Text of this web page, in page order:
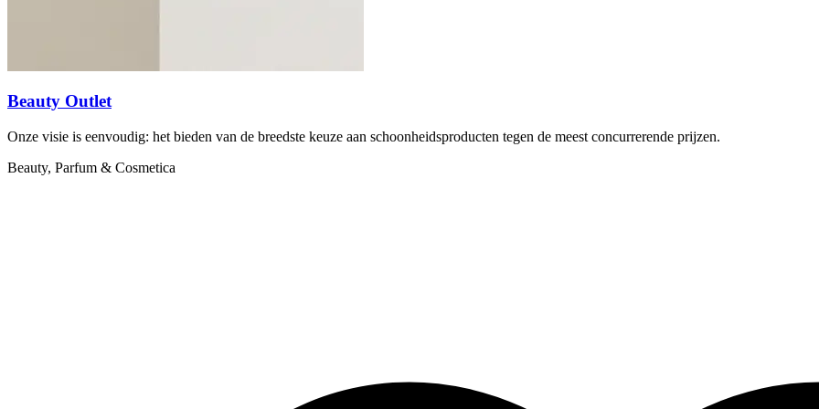
Beauty Outlet
Onze visie is eenvoudig: het bieden van de breedste keuze aan schoonheidsproducten tegen de meest concurrerende prijzen.
Beauty, Parfum & Cosmetica